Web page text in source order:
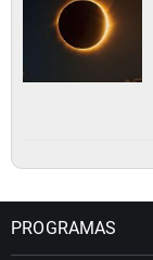
PROGRAMAS